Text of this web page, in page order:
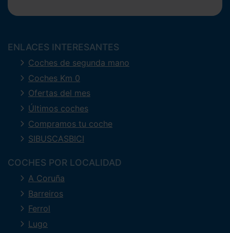
ENLACES INTERESANTES
Coches de segunda mano
Coches Km 0
Ofertas del mes
Últimos coches
Compramos tu coche
SIBUSCASBICI
COCHES POR LOCALIDAD
A Coruña
Barreiros
Ferrol
Lugo